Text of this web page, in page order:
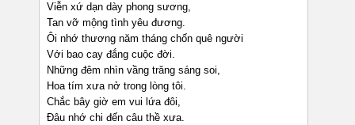
Viễn xứ dạn dày phong sương,
Tan vỡ mộng tình yêu đương.
Ôi nhớ thương năm tháng chốn quê người
Với bao cay đắng cuộc đời.
Những đêm nhìn vầng trăng sáng soi,
Hoa tím xưa nở trong lòng tôi.
Chắc bây giờ em vui lứa đôi,
Đâu nhớ chi đến câu thề xưa.